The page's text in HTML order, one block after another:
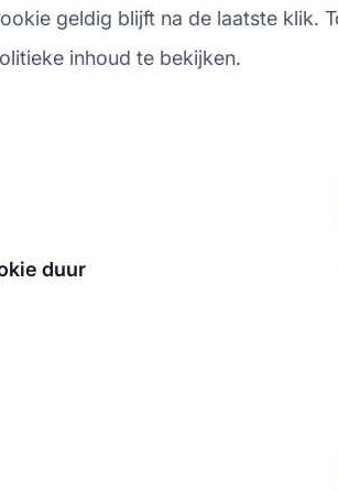
geldig blijft na de laatste klik.
inhoud te bekijken.
duur